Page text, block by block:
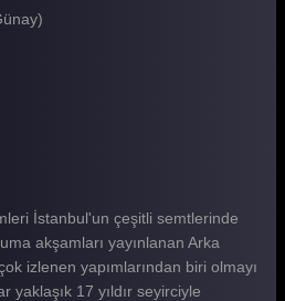
İstanbul'un çeşitli semtlerinde
akşamları yayınlanan Arka
izlenen yapımlarından biri olmayı
yaklaşık 17 yıldır seyirciyle